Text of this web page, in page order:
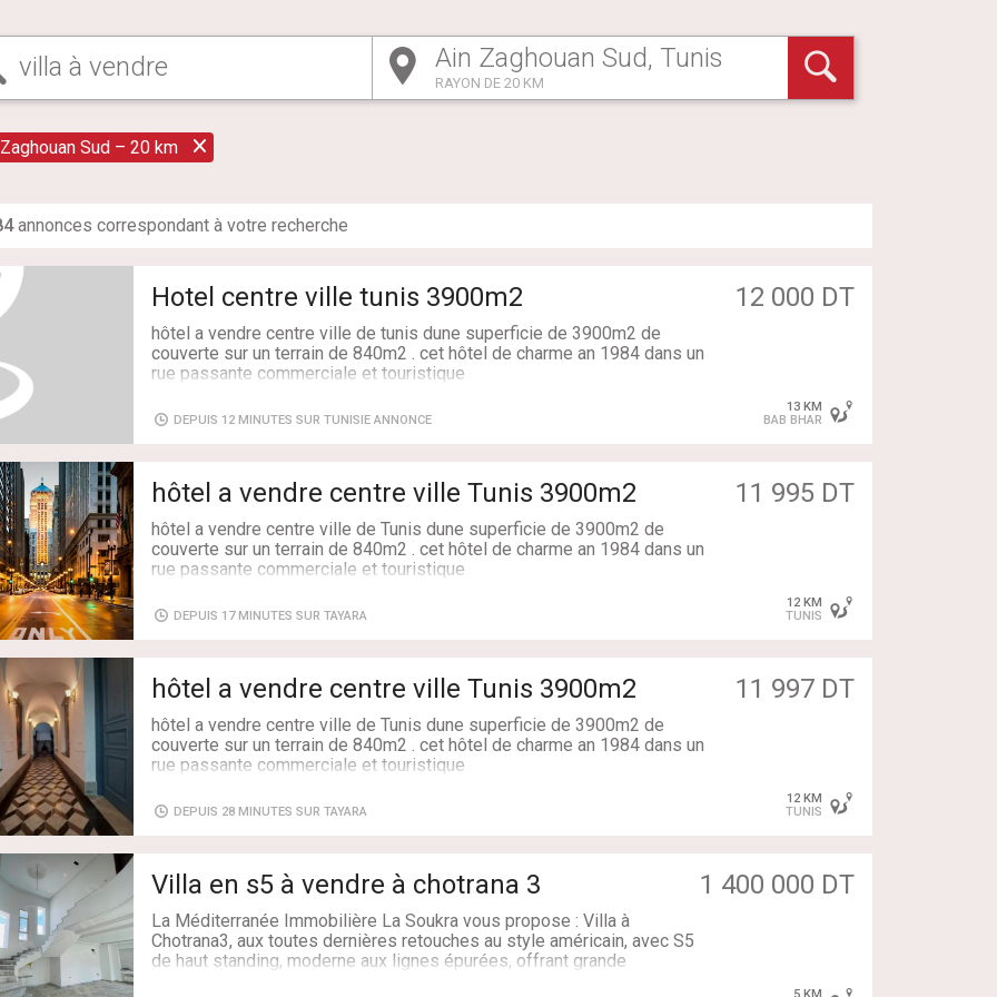
RAYON DE 20 KM
Sud – 20 km
annonces correspondant à votre recherche
Hotel centre ville tunis 3900m2 12 000 DT
hôtel a vendre centre ville de tunis dune superficie de 3900m2 de
couverte sur un terrain de 840m2 . cet hôtel de charme an 1984 dans un
rue passante commerciale et touristique
ascenseur
50x grande chambres des suite
pour plus d'info appeler 50322432
Adresse: hôtel centre ville de tunis 3900m2
Surface: 3 900 m²
DEPUIS 12 MINUTES SUR TUNISIE ANNONCE
13 KM
BAB BHAR
hôtel a vendre centre ville Tunis 3900m2 11 995 DT
hôtel a vendre centre ville de Tunis dune superficie de 3900m2 de
couverte sur un terrain de 840m2 . cet hôtel de charme an 1984 dans un
rue passante commerciale et touristique
ascenseur
50x grande chambres des suite
DEPUIS 17 MINUTES SUR TAYARA
12 KM
TUNIS
hôtel a vendre centre ville Tunis 3900m2 11 997 DT
hôtel a vendre centre ville de Tunis dune superficie de 3900m2 de
couverte sur un terrain de 840m2 . cet hôtel de charme an 1984 dans un
rue passante commerciale et touristique
ascenseur
50x grande chambres des suite
pour plus d'info appeler 50322432
Type de transaction: À Vendre
Superficie: 3900 m²
Salles de bains: 50
DEPUIS 28 MINUTES SUR TAYARA
12 KM
TUNIS
Villa en s5 à vendre à chotrana 3 1 400 000 DT
La Méditerranée Immobilière La Soukra vous propose : Villa à
Chotrana3, aux toutes dernières retouches au style américain, avec S5
de haut standing, moderne aux lignes épurées, offrant grande
5 KM